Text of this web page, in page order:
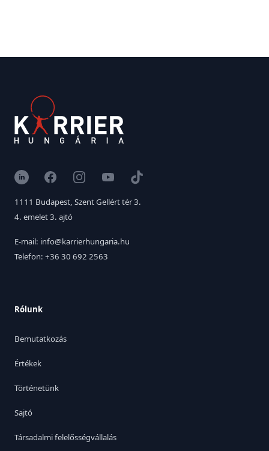
LinkedInFacebookInstagramYouTubeTikTok
1111 Budapest, Szent Gellért tér 3.
4. emelet 3. ajtó
E-mail: info@karrierhungaria.hu
Telefon: +36 30 692 2563
Rólunk
Bemutatkozás
Értékek
Történetünk
Sajtó
Társadalmi felelősségvállalás